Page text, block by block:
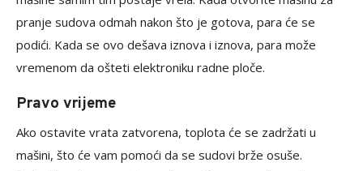
pranje sudova odmah nakon što je gotova, para će se
podići. Kada se ovo dešava iznova i iznova, para može
vremenom da ošteti elektroniku radne ploče.
Pravo vrijeme
Ako ostavite vrata zatvorena, toplota će se zadržati u
mašini, što će vam pomoći da se sudovi brže osuše.